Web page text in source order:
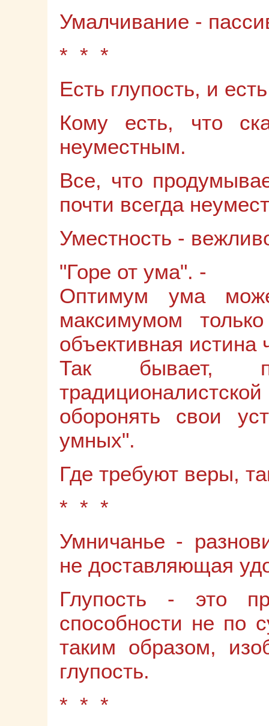
Умалчивание -
* * *
Есть глупость, и
Кому есть, что
неуместным.
Все, что
почти всегда
Уместность -
"Горе от ума". -
Оптимум ума
максимумом
объективная истина
Так бывает,
оборонять свои
умных".
Где требуют веры,
* * *
Умничанье -
не доставляющая
Глупость - это
способности не по
таким образом,
глупость.
* * *